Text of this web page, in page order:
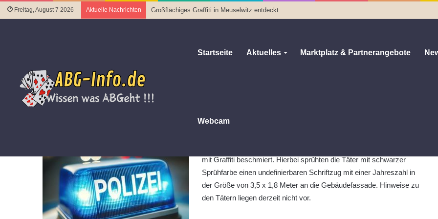
Freitag, August 7 2026 Aktuelle Nachrichten Großflächiges Graffiti in Meuselwitz entdeckt
Startseite Aktuelles Marktplatz & Partnerangebote
Webcam
Polizeiberichte Graffiti an Gymnasium
Graffiti an Gymnasium
mit Graffiti beschmiert. Hierbei sprühten die Täter mit schwarzer
Sprühfarbe einen undefinierbaren Schriftzug mit einer Jahreszahl in
der Größe von 3,5 x 1,8 Meter an die Gebäudefassade. Hinweise zu
den Tätern liegen derzeit nicht vor.